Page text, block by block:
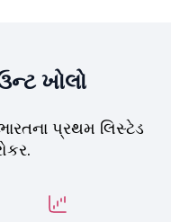
ખોલો
પ્રથમ લિસ્ટેડ